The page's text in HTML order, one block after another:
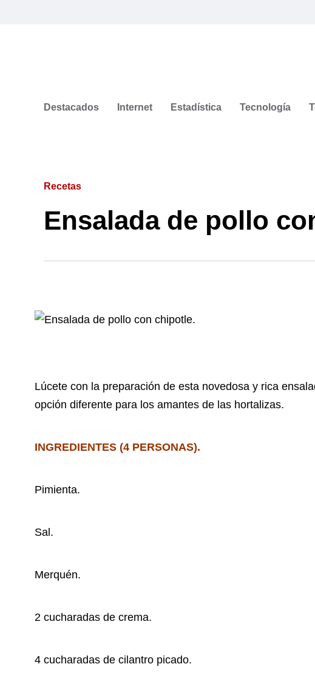
Destacados Internet Estadística Tecnología
Recetas
Ensalada de pollo
Lúcete con la preparación de esta novedosa y rica
opción diferente para los amantes de las hortalizas.
INGREDIENTES (4 PERSONAS).
Pimienta.
Sal.
Merquén.
2 cucharadas de crema.
4 cucharadas de cilantro picado.